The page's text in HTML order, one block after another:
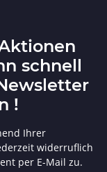
schnell
!
Ihrer
widerruflich
per E-Mail zu.